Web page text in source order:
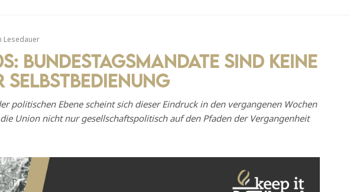
Lesedauer
Bundestagsmandate sind keine
politischen Ebene scheint sich dieser Eindruck in den vergangenen Wochen
Union nicht nur gesellschaftspolitisch auf den Pfaden der Vergangenheit